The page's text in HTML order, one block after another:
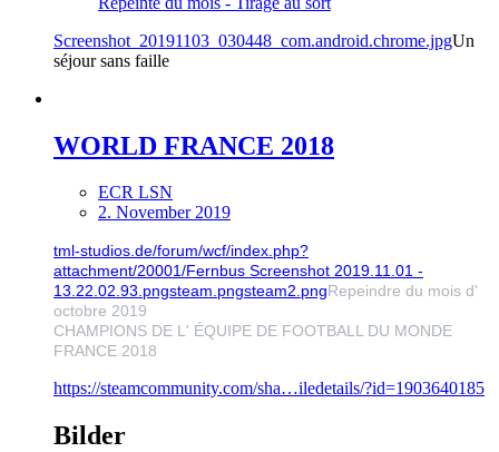
Screenshot_20191103_030448_com.android.chrome.jpgUn
séjour sans faille
WORLD FRANCE 2018
ECR LSN
2. November 2019
tml-studios.de/forum/wcf/index.php?
attachment/20001/Fernbus Screenshot 2019.11.01 -
13.22.02.93.pngsteam.pngsteam2.pngRepeindre du mois d'
octobre 2019
CHAMPIONS DE L' ÉQUIPE DE FOOTBALL DU MONDE
FRANCE 2018
https://steamcommunity.com/sha…iledetails/?id=1903640185
Bilder